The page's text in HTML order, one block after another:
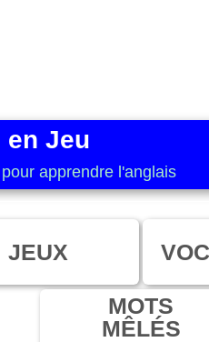
Jeu
apprendre l'anglais
JEUX
MOTS
MÊLÉS